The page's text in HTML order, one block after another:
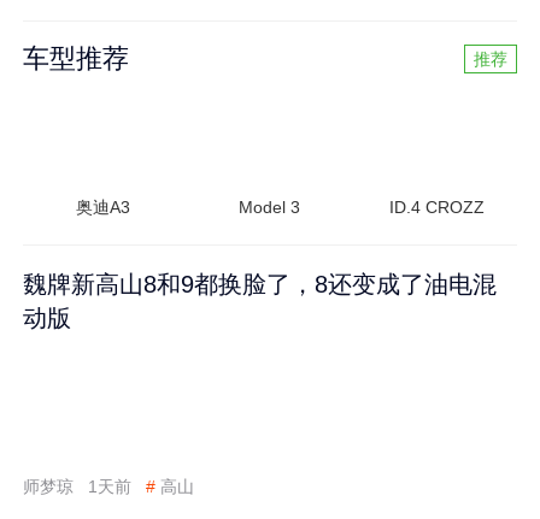
车型推荐 推荐
奥迪A3 Model 3 ID.4 CROZZ
魏牌新高山8和9都换脸了，8还变成了油电混
动版
师梦琼 1天前 # 高山